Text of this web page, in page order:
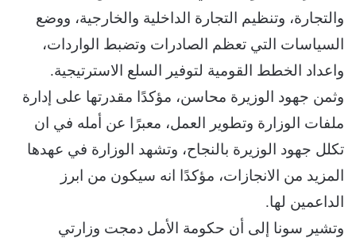
والتجارة، وتنظيم التجارة الداخلية والخارجية، ووضع
السياسات التي تعظم الصادرات وتضبط الواردات،
واعداد الخطط القومية لتوفير السلع الاسترتيجية.
وثمن جهود الوزيرة محاسن، مؤكدًا مقدرتها على إدارة
ملفات الوزارة وتطوير العمل، معبرًا عن أمله في ان
تكلل جهود الوزيرة بالنجاح، وتشهد الوزارة في عهدها
المزيد من الانجازات، مؤكدًا انه سيكون من ابرز
الداعمين لها.
وتشير سونا إلى أن حكومة الأمل دمجت وزارتي